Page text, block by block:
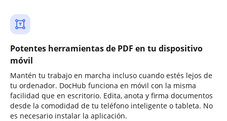
Potentes herramientas de PDF en tu dispositivo
móvil
Mantén tu trabajo en marcha incluso cuando estés lejos de
tu ordenador. DocHub funciona en móvil con la misma
facilidad que en escritorio. Edita, anota y firma documentos
desde la comodidad de tu teléfono inteligente o tableta. No
es necesario instalar la aplicación.